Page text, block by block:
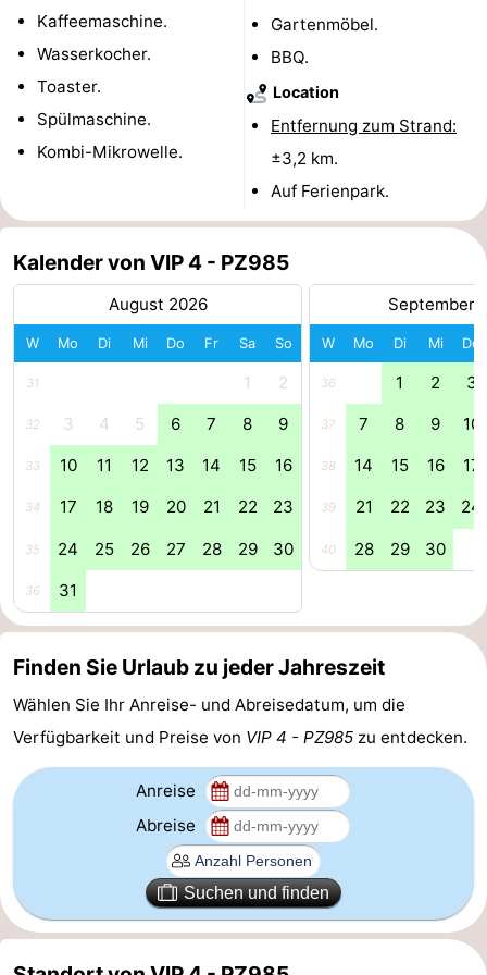
Rundfahrten
Spielplätze
-
Indoor-
Minigolfplätze
Wellness-
Zentren
Dörfer
&
Städte
Natur
Führungen
Sport
Radfahren
Wandern
-
Reiten
-
Golfplatze
Surfen
Essen
und
Veranstaltungen
Kaffeemaschine.
Wasserkocher.
Toaster.
Spülmaschine.
Kombi-Mikrowelle.
Gartenmöbel.
BBQ.
Location
Entfernung zum Strand:
±3,2 km.
Auf Ferienpark.
Kalender von VIP 4 - PZ985
August 2026
W Mo Di Mi Do Fr Sa So
31 1 2
32 3 4 5 6 7 8 9
33 10 11 12 13 14 15 16
34 17 18 19 20 21 22 23
35 24 25 26 27 28 29 30
36 31
September
W Mo Di Mi Do
36 1 2 3
37 7 8 9 10
38 14 15 16 17
39 21 22 23 24
40 28 29 30
Finden Sie Urlaub zu jeder Jahreszeit
Wählen Sie Ihr Anreise- und Abreisedatum, um die
Verfügbarkeit und Preise von VIP 4 - PZ985 zu entdecken.
Anreise
Abreise
Suchen und finden